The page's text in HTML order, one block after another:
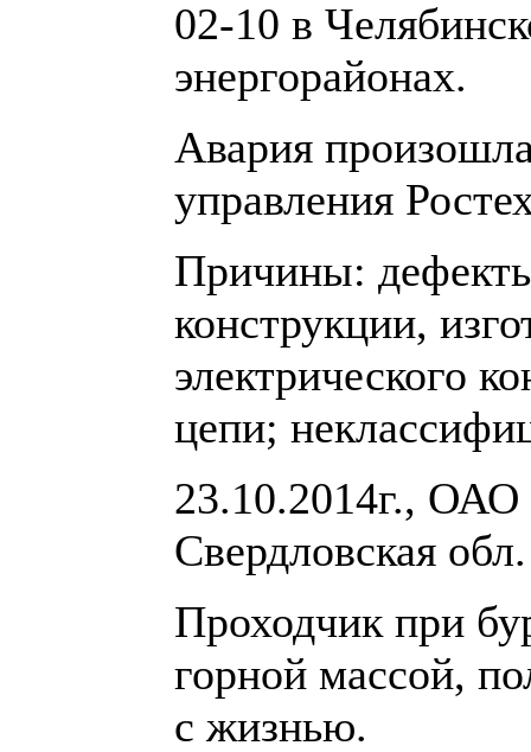
02-10 в
энергорайонах.
Авария
управления
Причины:
конструкции,
электрического
цепи;
23.10.2014г.,
Свердловская обл.
Проходчик при
горной массой,
с жизнью.